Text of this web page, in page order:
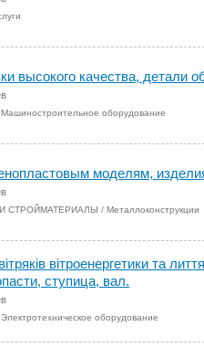
высокого качества, детали
Машиностроительное оборудование
моделям,
СТРОЙМАТЕРИАЛЫ / Металлоконструкции
вітроенергетики та
ступица, вал.
Электротехническое оборудование